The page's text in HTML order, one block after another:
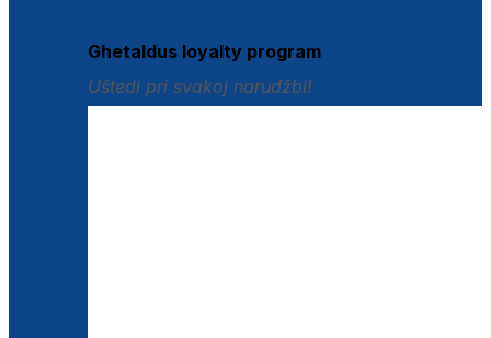
Ghetaldus loyalty program
Uštedi pri svakoj narudžbi!